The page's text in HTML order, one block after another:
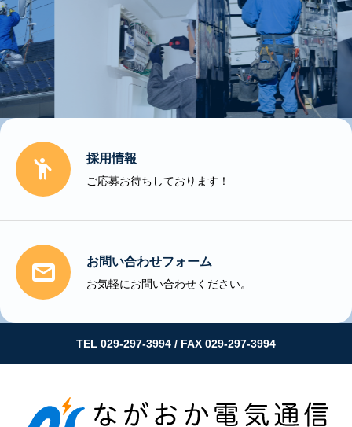
 採用情報
ご応募お待ちしております！
 お問い合わせフォーム
お気軽にお問い合わせください。
TEL 029-297-3994 / FAX 029-297-3994